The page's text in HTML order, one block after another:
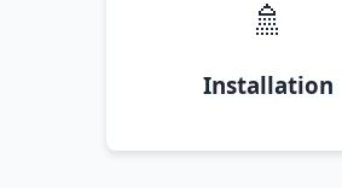
🚿
Installation